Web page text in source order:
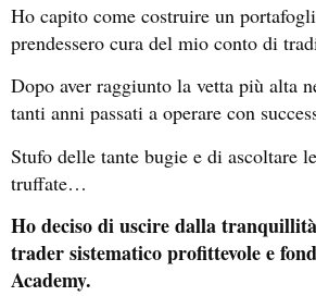
Ho capito come costruire un
prendessero cura del mio conto di
Dopo aver raggiunto la vetta più alta
tanti anni passati a operare con
Stufo delle tante bugie e di ascoltare
truffate…
Ho deciso di uscire dalla
trader sistematico profittevole e
Academy.